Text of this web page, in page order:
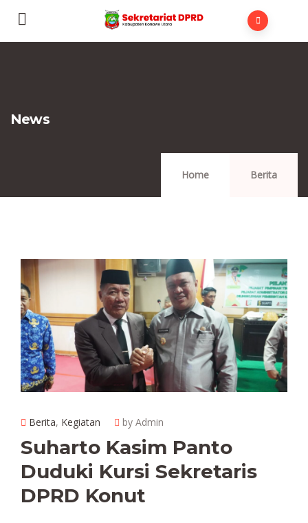
News
Home Berita
Berita, Kegiatan by Admin
Suharto Kasim Panto
Duduki Kursi Sekretaris
DPRD Konut